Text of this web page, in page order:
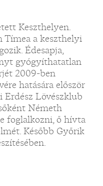
Keszthelyen.
Tímea a keszthelyi
Édesapja,
gyógyíthatatlan
2009-ben
hatására először
Erdész Lövészklub
Németh
foglalkozni, ő hívta
Később Győrik